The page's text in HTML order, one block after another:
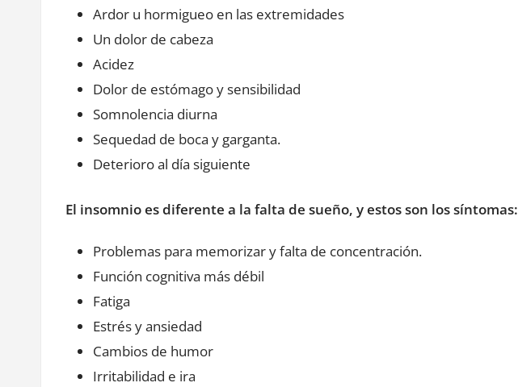
Ardor u hormigueo en las extremidades
Un dolor de cabeza
Acidez
Dolor de estómago y sensibilidad
Somnolencia diurna
Sequedad de boca y garganta.
Deterioro al día siguiente
El insomnio es diferente a la falta de sueño, y estos son los síntomas:
Problemas para memorizar y falta de concentración.
Función cognitiva más débil
Fatiga
Estrés y ansiedad
Cambios de humor
Irritabilidad e ira